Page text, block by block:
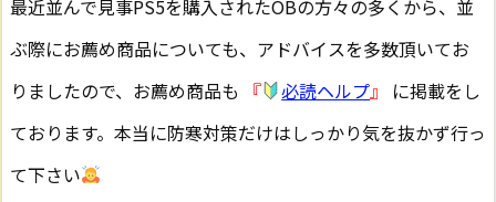
最近並んで見事PS5を購入されたOBの方々の多くから、並
ぶ際にお薦め商品についても、アドバイスを多数頂いてお
りましたので、お薦め商品も
『 必読ヘルプ』
に掲載をし
ております。本当に防寒対策だけはしっかり気を抜かず行っ
て下さい